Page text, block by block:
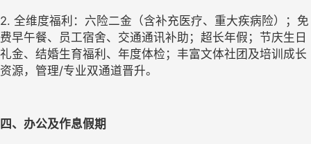
2. 全维度福利：六险二金（含补充医疗、重大疾病险）；免
费早午餐、员工宿舍、交通通讯补助；超长年假；节庆生日
礼金、结婚生育福利、年度体检；丰富文体社团及培训成长
资源，管理/专业双通道晋升。
四、办公及作息假期